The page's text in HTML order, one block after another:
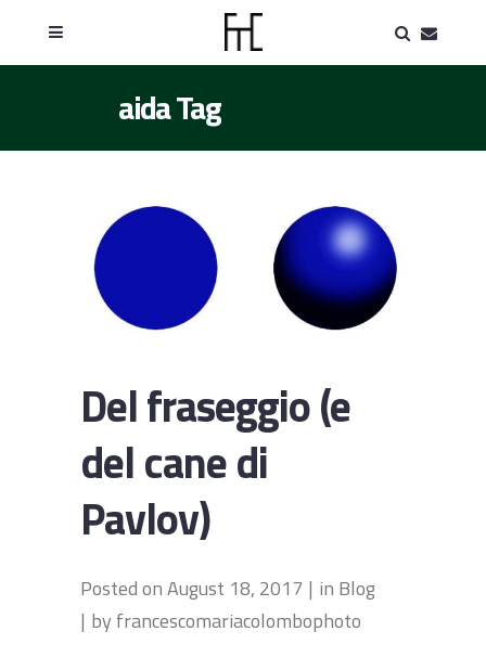
aida Tag
Del fraseggio (e
del cane di
Pavlov)
Posted onAugust 18, 2017 in Blog
by francescomariacolombophoto